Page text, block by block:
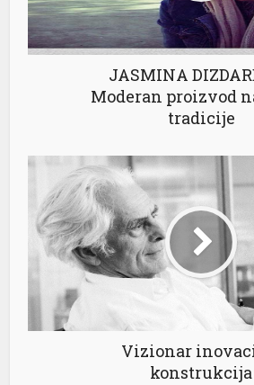
JASMINA
Moderan proizvod
tradicije
Vizionar
konstrukcija